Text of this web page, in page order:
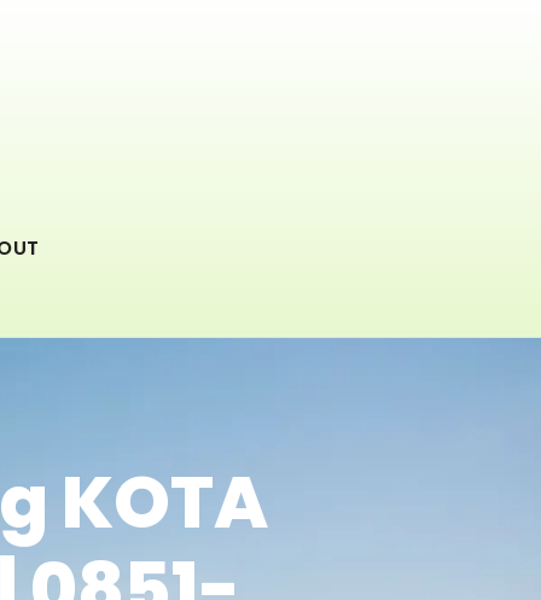
KOTA